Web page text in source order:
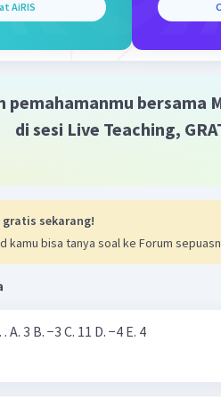
Iklan
Gold
sudut, langkah yang harus
sudut pada garis
titik tersebut.
AiRIS
pemahamanmu bersama
di sesi Live Teaching,
gratis sekarang!
kamu bisa tanya soal ke Forum
Nilai dari |−7+4|=… A. 3 B. −3 C. 11 D. −4 E. 4